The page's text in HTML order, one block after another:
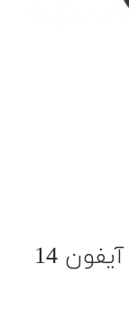
گلس شیشه‌ای ال سی دی آیفون 14